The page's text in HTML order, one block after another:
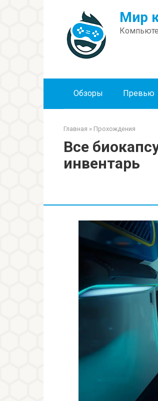
Мир
Обзоры Превью
Главная » Прохождения
Все
инвентарь